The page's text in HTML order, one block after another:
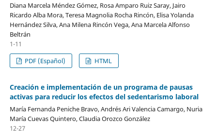
Diana Marcela Méndez Gómez, Rosa Amparo Ruiz Saray, Jairo
Ricardo Alba Mora, Teresa Magnolia Rocha Rincón, Elisa Yolanda
Hernández Silva, Ana Milena Rincón Vega, Ana Marcela Alfonso
Beltrán
1-11
PDF (Español)
HTML
Creación e implementación de un programa de pausas
activas para reducir los efectos del sedentarismo laboral
María Fernanda Peniche Bravo, Andrés Ari Valencia Camargo, Nuria
María Cuevas Quintero, Claudia Orozco González
12-27